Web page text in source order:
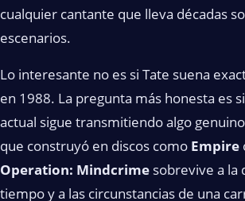
cualquier cantante que lleva décadas
escenarios.
Lo interesante no es si Tate suena
en 1988. La pregunta más honesta es
actual sigue transmitiendo algo
que construyó en discos como Empire
Operation: Mindcrime sobrevive a la
tiempo y a las circunstancias de una